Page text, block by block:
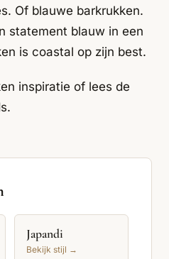
Of blauwe barkrukken.
statement blauw in een
is coastal op zijn best.
inspiratie of lees de
.
Japandi
Bekijk stijl →